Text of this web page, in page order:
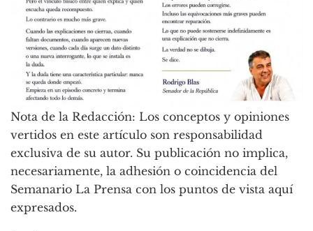
Nota de la Redacción: Los conceptos y opiniones
vertidos en este artículo son responsabilidad
exclusiva de su autor. Su publicación no implica,
necesariamente, la adhesión o coincidencia del
Semanario La Prensa con los puntos de vista aquí
expresados.